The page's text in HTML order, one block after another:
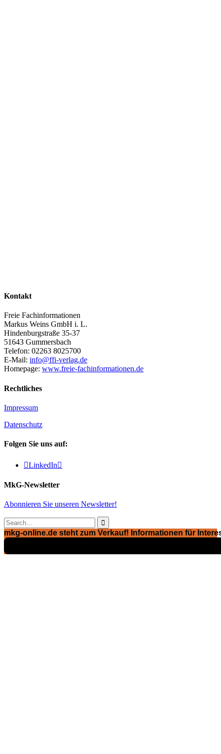
Kontakt
Freie Fachinformationen
Markus Weins GmbH i. L.
Hindenburgstraße 35-37
51643 Gummersbach
Telefon: 02263 8025700
E-Mail: info@ffi-verlag.de
Homepage: www.freie-fachinformationen.de
Rechtliches
Impressum
Datenschutz
Folgen Sie uns auf:
LinkedIn
MkG-Newsletter
Abonnieren Sie unseren Newsletter!

mkg-online.de steht zum Verkauf! Informationen für